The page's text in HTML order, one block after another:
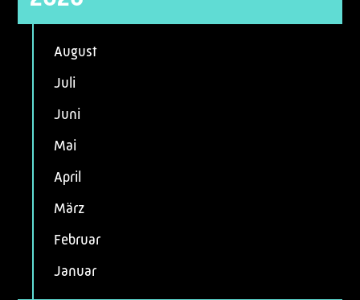
August
Juli
Juni
Mai
April
März
Februar
Januar